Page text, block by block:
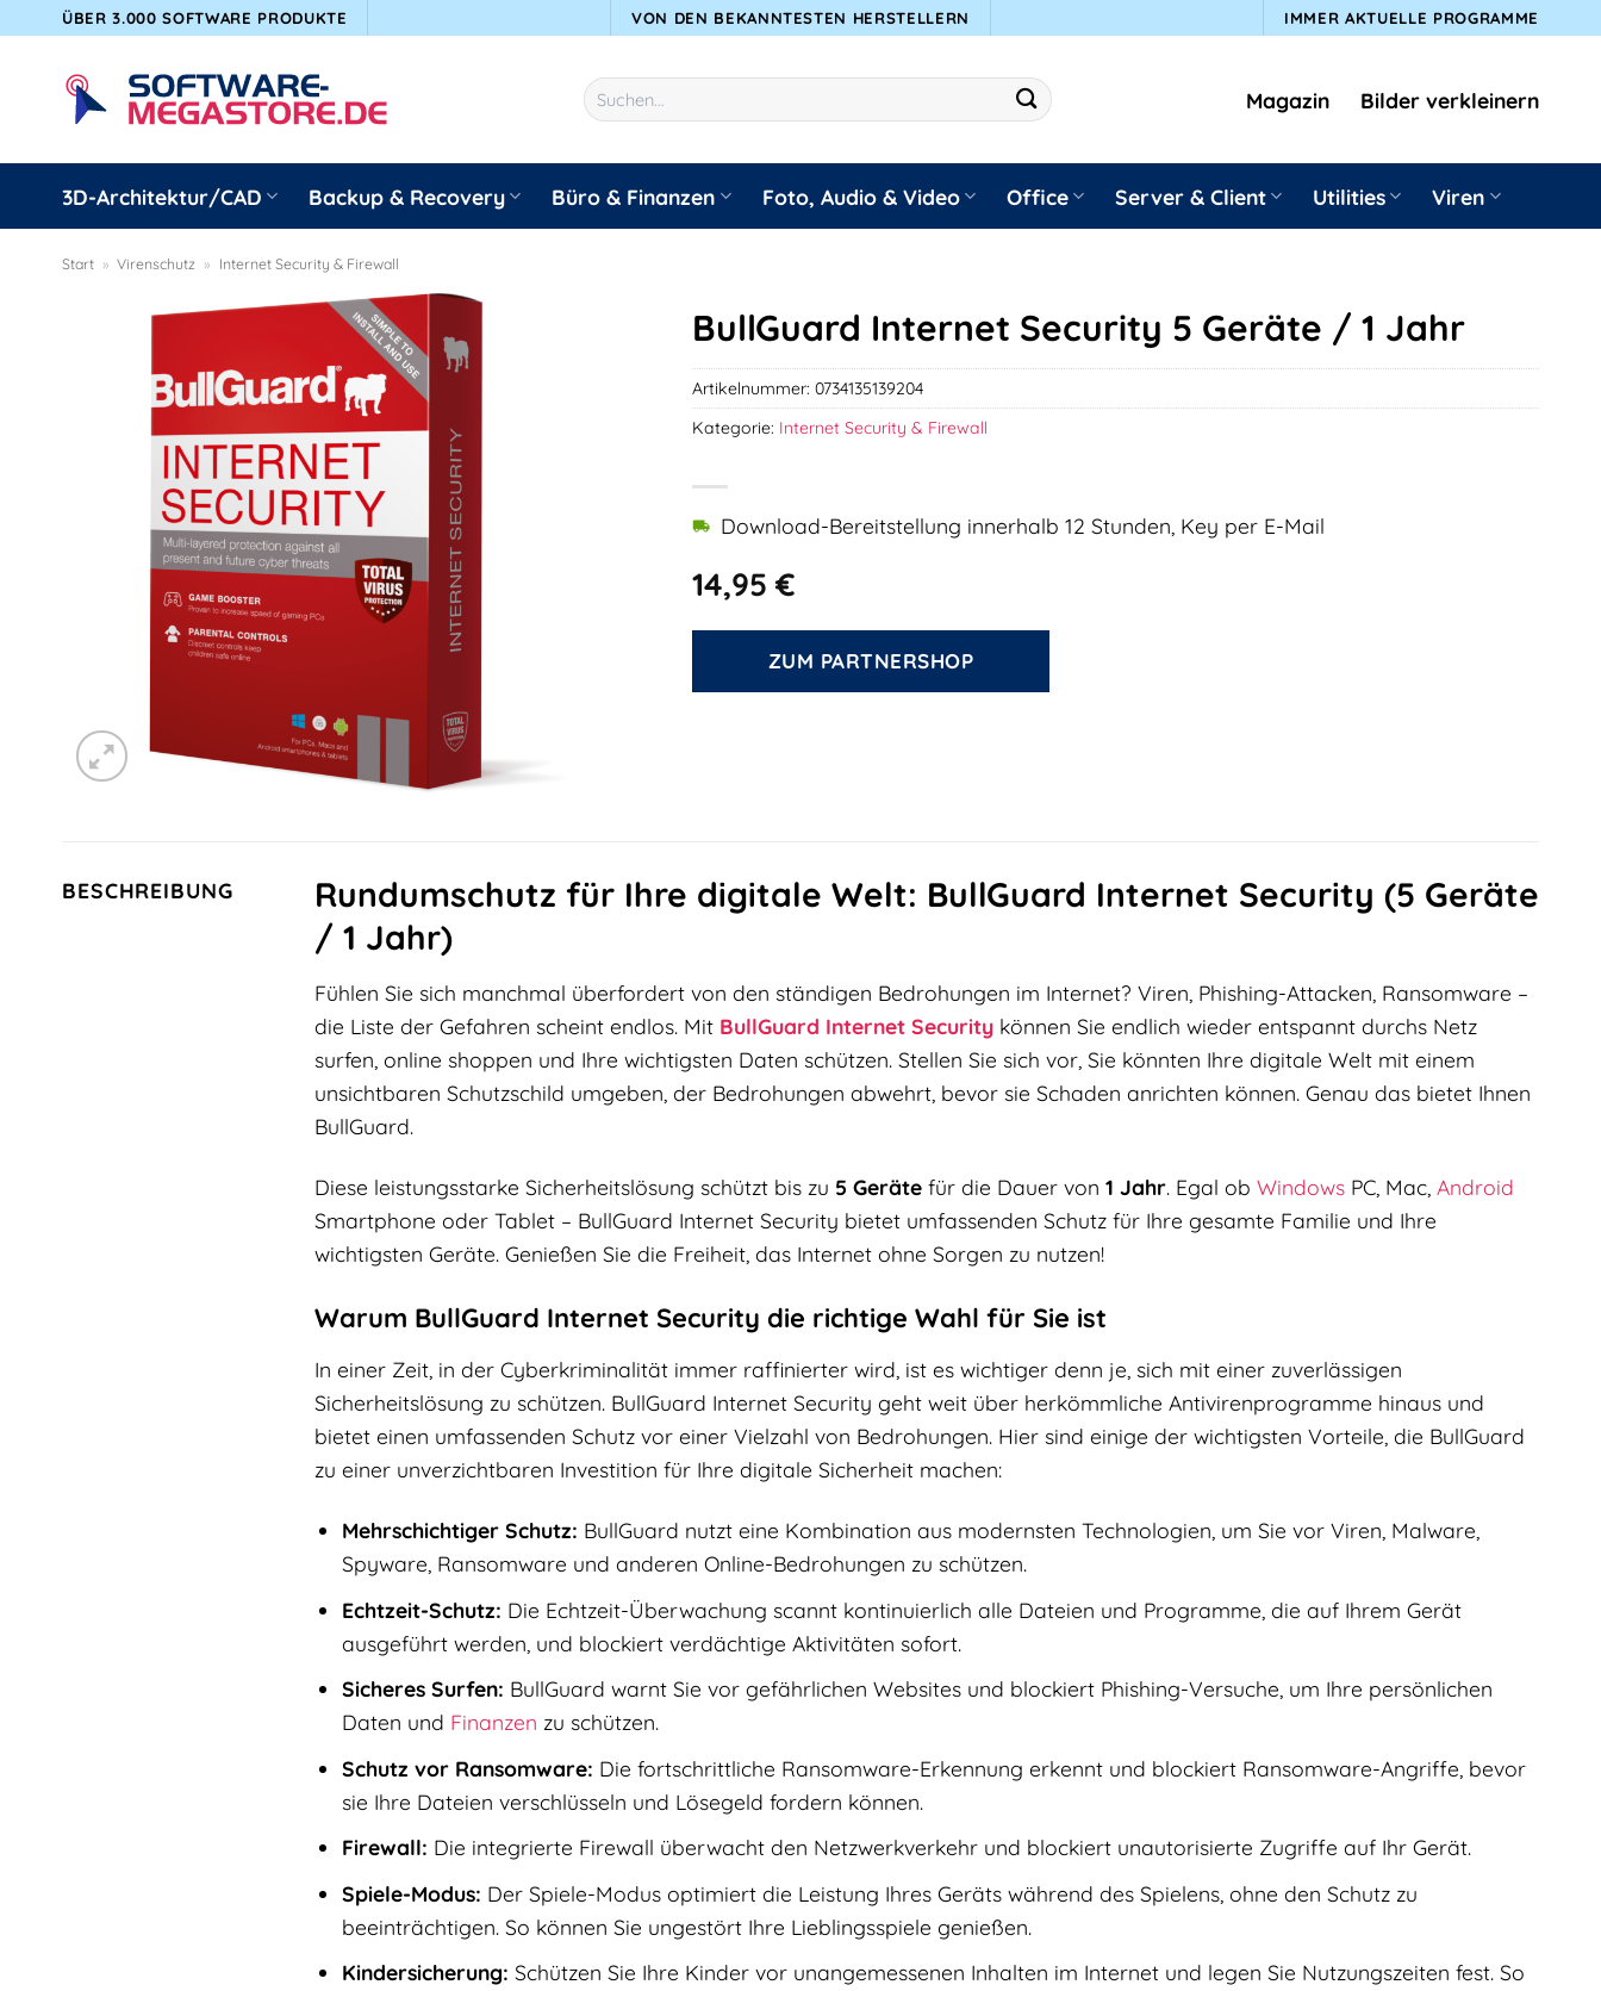
springen
ÜBER 3.000 SOFTWARE PRODUKTE VON DEN BEKANNTESTEN HERSTELLERN IMMER AKTUELLE PROGRAMME
Suchen
nach:
Magazin Bilder verkleinern
3D-Architektur/CAD Backup & Recovery Büro & Finanzen Foto, Audio & Video Office Server & Client Utilities Viren
Start » Virenschutz » Internet Security & Firewall
BullGuard Internet Security 5 Geräte / 1 Jahr
14,95€
Download-Bereitstellung innerhalb 12 Stunden, Key per E-Mail
ZUM PARTNERSHOP
Artikelnummer:0734135139204
Kategorie: Internet Security & Firewall
BESCHREIBUNG
Rundumschutz für Ihre digitale Welt: BullGuard Internet Security (5 Geräte
/ 1 Jahr)
Fühlen Sie sich manchmal überfordert von den ständigen Bedrohungen im Internet? Viren, Phishing-Attacken, Ransomware –
die Liste der Gefahren scheint endlos. Mit BullGuard Internet Securitykönnen Sie endlich wieder entspannt durchs Netz
surfen, online shoppen und Ihre wichtigsten Daten schützen. Stellen Sie sich vor, Sie könnten Ihre digitale Welt mit einem
unsichtbaren Schutzschild umgeben, der Bedrohungen abwehrt, bevor sie Schaden anrichten können. Genau das bietet Ihnen
BullGuard.
Diese leistungsstarke Sicherheitslösung schützt bis zu 5 Gerätefür die Dauer von 1 Jahr. Egal ob WindowsPC, Mac, Android
Smartphone oder Tablet – BullGuard Internet Security bietet umfassenden Schutz für Ihre gesamte Familie und Ihre
wichtigsten Geräte. Genießen Sie die Freiheit, das Internet ohne Sorgen zu nutzen!
Warum BullGuard Internet Security die richtige Wahl für Sie ist
In einer Zeit, in der Cyberkriminalität immer raffinierter wird, ist es wichtiger denn je, sich mit einer zuverlässigen
Sicherheitslösung zu schützen. BullGuard Internet Security geht weit über herkömmliche Antivirenprogramme hinaus und
bietet einen umfassenden Schutz vor einer Vielzahl von Bedrohungen. Hier sind einige der wichtigsten Vorteile, die BullGuard
zu einer unverzichtbaren Investition für Ihre digitale Sicherheit machen:
Mehrschichtiger Schutz: BullGuard nutzt eine Kombination aus modernsten Technologien, um Sie vor Viren, Malware,
Spyware, Ransomware und anderen Online-Bedrohungen zu schützen.
Echtzeit-Schutz: Die Echtzeit-Überwachung scannt kontinuierlich alle Dateien und Programme, die auf Ihrem Gerät
ausgeführt werden, und blockiert verdächtige Aktivitäten sofort.
Sicheres Surfen: BullGuard warnt Sie vor gefährlichen Websites und blockiert Phishing-Versuche, um Ihre persönlichen
Daten und Finanzen zu schützen.
Schutz vor Ransomware: Die fortschrittliche Ransomware-Erkennung erkennt und blockiert Ransomware-Angriffe, bevor
sie Ihre Dateien verschlüsseln und Lösegeld fordern können.
Firewall: Die integrierte Firewall überwacht den Netzwerkverkehr und blockiert unautorisierte Zugriffe auf Ihr Gerät.
Spiele-Modus: Der Spiele-Modus optimiert die Leistung Ihres Geräts während des Spielens, ohne den Schutz zu
beeinträchtigen. So können Sie ungestört Ihre Lieblingsspiele genießen.
Kindersicherung: Schützen Sie Ihre Kinder vor unangemessenen Inhalten im Internet und legen Sie Nutzungszeiten fest. So